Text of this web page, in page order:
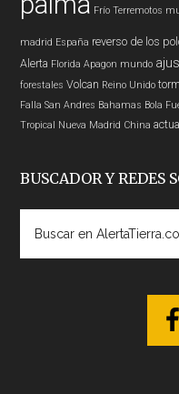
Frío Terremotos
madrid España reverso de los
Alerta Florida Apagon mundo
forestales Volcan Reino Unido
Falla San Andres Bahamas Bola
Tropical Nueva Madrid China
BUSCADOR Y REDES
AlertaTierra.com